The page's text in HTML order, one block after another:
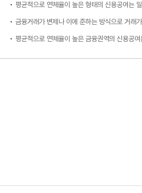
평균적으로 연체율이 높은 형태의 신용공여는
금융거래가 변제나 이에 준하는 방식으로 거래
평균적으로 연체율이 높은 금융권역의 신용공